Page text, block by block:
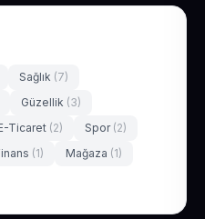
Sağlık (7)
Güzellik (3)
Ticaret (2) Spor (2)
(1) Mağaza (1)